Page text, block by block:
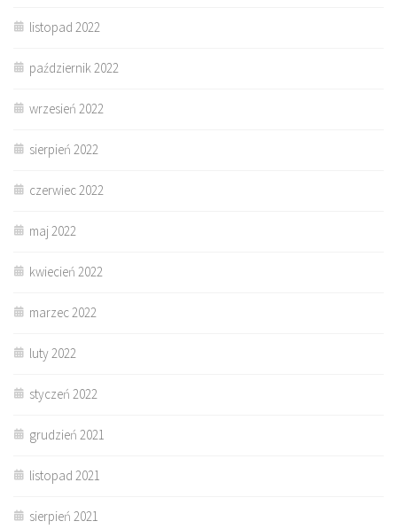
listopad 2022
październik 2022
wrzesień 2022
sierpień 2022
czerwiec 2022
maj 2022
kwiecień 2022
marzec 2022
luty 2022
styczeń 2022
grudzień 2021
listopad 2021
sierpień 2021